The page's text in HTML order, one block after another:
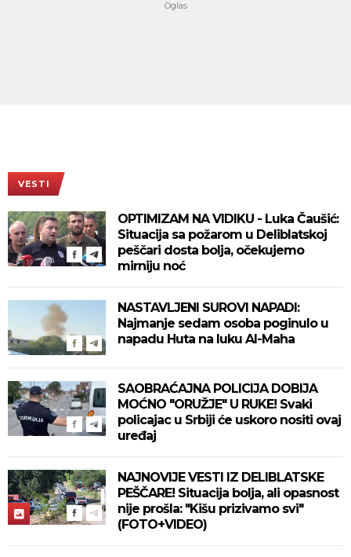
VESTI
OPTIMIZAM NA VIDIKU - Luka Čaušić:
Situacija sa požarom u Deliblatskoj
peščari dosta bolja, očekujemo
mirniju noć
NASTAVLJENI SUROVI NAPADI:
Najmanje sedam osoba poginulo u
napadu Huta na luku Al-Maha
SAOBRAĆAJNA POLICIJA DOBIJA
MOĆNO "ORUŽJE" U RUKE! Svaki
policajac u Srbiji će uskoro nositi ovaj
uređaj
NAJNOVIJE VESTI IZ DELIBLATSKE
PEŠČARE! Situacija bolja, ali opasnost
nije prošla: "Kišu prizivamo svi"
(FOTO+VIDEO)